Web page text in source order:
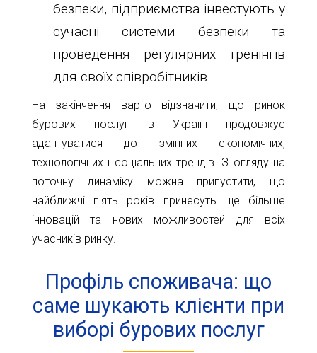
безпеки, підприємства інвестують у
сучасні системи безпеки та
проведення регулярних тренінгів
для своїх співробітників.
На закінчення варто відзначити, що ринок
бурових послуг в Україні продовжує
адаптуватися до змінних економічних,
технологічних і соціальних трендів. З огляду на
поточну динаміку можна припустити, що
найближчі п'ять років принесуть ще більше
інновацій та нових можливостей для всіх
учасників ринку.
Профіль споживача: що
саме шукають клієнти при
виборі бурових послуг